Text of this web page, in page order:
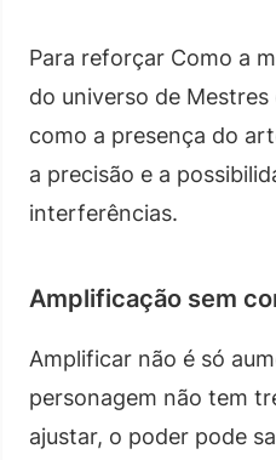
Para reforçar Como a
do universo de
como a presença do
a precisão e a
interferências.
Amplificação sem
Amplificar não é só
personagem não tem
ajustar, o poder pode